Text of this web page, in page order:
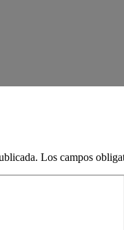
Los campos